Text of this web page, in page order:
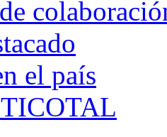
de
el país